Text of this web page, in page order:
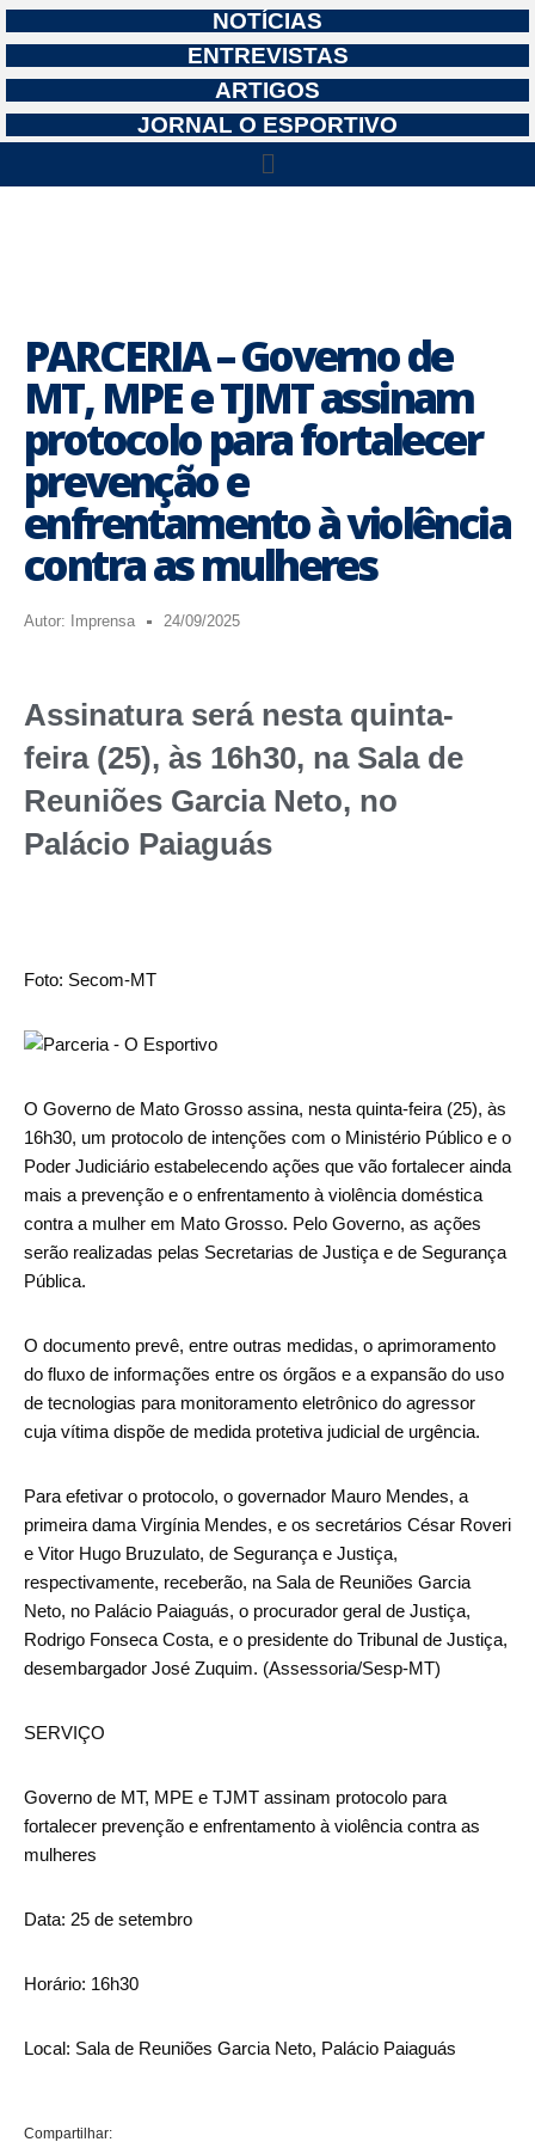
NOTÍCIAS
ENTREVISTAS
ARTIGOS
JORNAL O ESPORTIVO
PARCERIA – Governo de
MT, MPE e TJMT assinam
protocolo para fortalecer
prevenção e
enfrentamento à violência
contra as mulheres
Autor: Imprensa 24/09/2025
Assinatura será nesta quinta-
feira (25), às 16h30, na Sala de
Reuniões Garcia Neto, no
Palácio Paiaguás
Foto: Secom-MT
O Governo de Mato Grosso assina, nesta quinta-feira (25), às
16h30, um protocolo de intenções com o Ministério Público e o
Poder Judiciário estabelecendo ações que vão fortalecer ainda
mais a prevenção e o enfrentamento à violência doméstica
contra a mulher em Mato Grosso. Pelo Governo, as ações
serão realizadas pelas Secretarias de Justiça e de Segurança
Pública.
O documento prevê, entre outras medidas, o aprimoramento
do fluxo de informações entre os órgãos e a expansão do uso
de tecnologias para monitoramento eletrônico do agressor
cuja vítima dispõe de medida protetiva judicial de urgência.
Para efetivar o protocolo, o governador Mauro Mendes, a
primeira dama Virgínia Mendes, e os secretários César Roveri
e Vitor Hugo Bruzulato, de Segurança e Justiça,
respectivamente, receberão, na Sala de Reuniões Garcia
Neto, no Palácio Paiaguás, o procurador geral de Justiça,
Rodrigo Fonseca Costa, e o presidente do Tribunal de Justiça,
desembargador José Zuquim. (Assessoria/Sesp-MT)
SERVIÇO
Governo de MT, MPE e TJMT assinam protocolo para
fortalecer prevenção e enfrentamento à violência contra as
mulheres
Data: 25 de setembro
Horário: 16h30
Local: Sala de Reuniões Garcia Neto, Palácio Paiaguás
Compartilhar: